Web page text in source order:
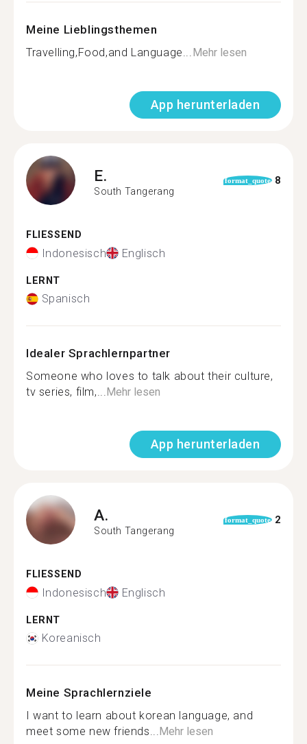
Meine Lieblingsthemen
Travelling,Food,and Language...Mehr lesen
App herunterladen
E.
South Tangerang
format_quote 8
FLIESSEND
Indonesisch Englisch
LERNT
Spanisch
Idealer Sprachlernpartner
Someone who loves to talk about their culture,
tv series, film,...Mehr lesen
App herunterladen
A.
South Tangerang
format_quote 2
FLIESSEND
Indonesisch Englisch
LERNT
Koreanisch
Meine Sprachlernziele
I want to learn about korean language, and
meet some new friends...Mehr lesen